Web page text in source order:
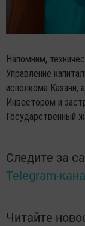
Напомним,
Управление
исполкома
Инвестором и
Государственный
Следите за
Telegram-
Читайте